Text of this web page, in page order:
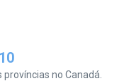
no Canadá.